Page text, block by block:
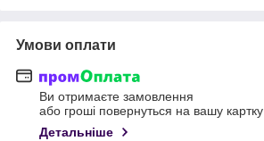
Умови оплати
Ви отримаєте замовлення
або гроші повернуться на вашу картку
Детальніше